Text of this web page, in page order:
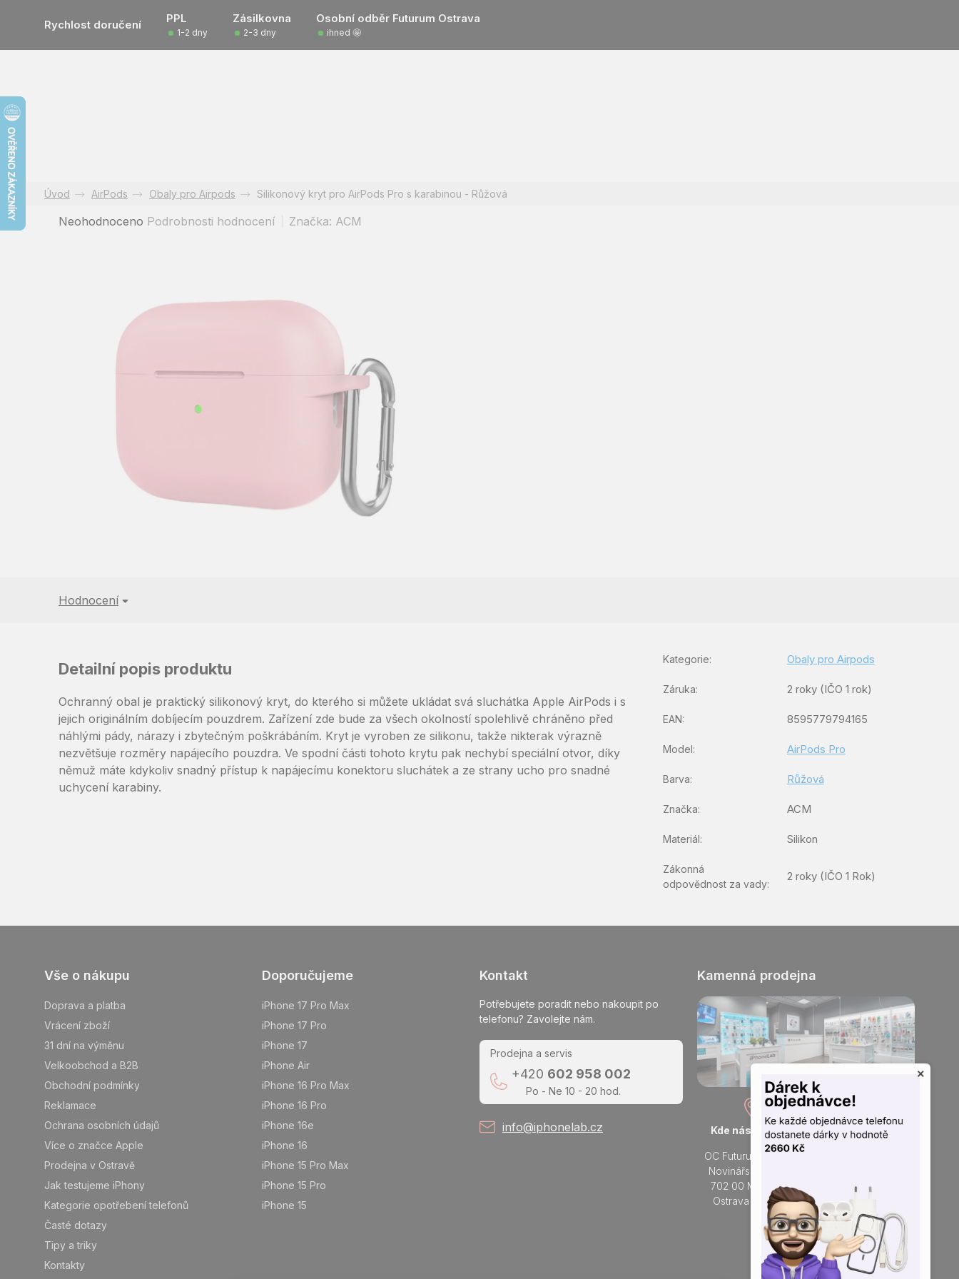
Rychlost doručení PPL Zásilkovna Osobní odběr Futurum Ostrava
1-2 dny 2-3 dny ihned 🤩
AirPods Obaly pro Airpods Silikonový kryt pro AirPods Pro s karabinou - Růžová
Průměrné
Neohodnoceno Podrobnosti hodnocení Značka: ACM
Hodnocení
Detailní popis produktu
Ochranný obal je praktický silikonový kryt, do kterého si můžete ukládat svá sluchátka Apple AirPods i s
jejich originálním dobíjecím pouzdrem. Zařízení zde bude za všech okolností spolehlivě chráněno před
náhlými pády, nárazy i zbytečným poškrábáním. Kryt je vyroben ze silikonu, takže nikterak výrazně
nezvětšuje rozměry napájecího pouzdra. Ve spodní části tohoto krytu pak nechybí speciální otvor, díky
němuž máte kdykoliv snadný přístup k napájecímu konektoru sluchátek a ze strany ucho pro snadné
uchycení karabiny.
Kategorie: Obaly pro Airpods
Záruka: 2 roky (IČO 1 rok)
EAN: 8595779794165
Model: AirPods Pro
Barva: Růžová
Značka: ACM
Materiál: Silikon
Zákonná
odpovědnost za vady:
2 roky (IČO 1 Rok)
Vše o nákupu
Doprava a platba
Vrácení zboží
31 dní na výměnu
Velkoobchod a B2B
Obchodní podmínky
Reklamace
Ochrana osobních údajů
Více o značce Apple
Prodejna v Ostravě
Jak testujeme iPhony
Kategorie opotřebení telefonů
Časté dotazy
Tipy a triky
Kontakty
Doporučujeme
iPhone 17 Pro Max
iPhone 17 Pro
iPhone 17
iPhone Air
iPhone 16 Pro Max
iPhone 16 Pro
iPhone 16e
iPhone 16
iPhone 15 Pro Max
iPhone 15 Pro
iPhone 15
Kontakt
Potřebujete poradit nebo nakoupit po
telefonu? Zavolejte nám.
Prodejna a servis
+420 602 958 002
Po - Ne 10 - 20 hod.
info@iphonelab.cz
Kamenná prodejna
Kde nás najdete
OC Futurum Ostrava
Novinářská 3178/6
702 00 Moravská
Ostrava a Přívoz
Otevřeno každý den
Do prodejny
×